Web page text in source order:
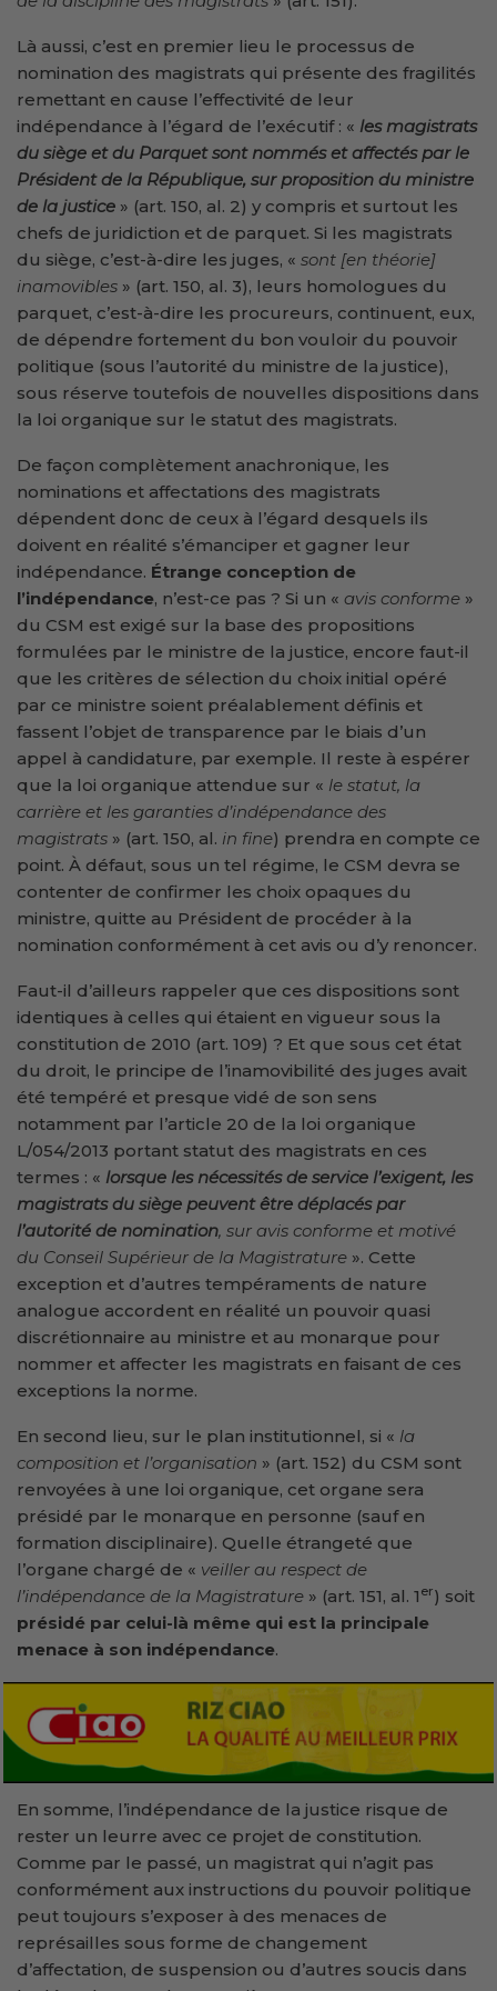
Là aussi, c’est en premier lieu le processus de
nomination des magistrats qui présente des fragilités
remettant en cause l’effectivité de leur
indépendance à l’égard de l’exécutif : « les magistrats
du siège et du Parquet sont nommés et affectés par le
Président de la République, sur proposition du ministre
de la justice » (art. 150, al. 2) y compris et surtout les
chefs de juridiction et de parquet. Si les magistrats
du siège, c’est-à-dire les juges, « sont [en théorie]
inamovibles » (art. 150, al. 3), leurs homologues du
parquet, c’est-à-dire les procureurs, continuent, eux,
de dépendre fortement du bon vouloir du pouvoir
politique (sous l’autorité du ministre de la justice),
sous réserve toutefois de nouvelles dispositions dans
la loi organique sur le statut des magistrats.
De façon complètement anachronique, les
nominations et affectations des magistrats
dépendent donc de ceux à l’égard desquels ils
doivent en réalité s’émanciper et gagner leur
indépendance. Étrange conception de
l’indépendance, n’est-ce pas ? Si un « avis conforme »
du CSM est exigé sur la base des propositions
formulées par le ministre de la justice, encore faut-il
que les critères de sélection du choix initial opéré
par ce ministre soient préalablement définis et
fassent l’objet de transparence par le biais d’un
appel à candidature, par exemple. Il reste à espérer
que la loi organique attendue sur « le statut, la
carrière et les garanties d’indépendance des
magistrats » (art. 150, al. in fine) prendra en compte ce
point. À défaut, sous un tel régime, le CSM devra se
contenter de confirmer les choix opaques du
ministre, quitte au Président de procéder à la
nomination conformément à cet avis ou d’y renoncer.
Faut-il d’ailleurs rappeler que ces dispositions sont
identiques à celles qui étaient en vigueur sous la
constitution de 2010 (art. 109) ? Et que sous cet état
du droit, le principe de l’inamovibilité des juges avait
été tempéré et presque vidé de son sens
notamment par l’article 20 de la loi organique
L/054/2013 portant statut des magistrats en ces
termes : « lorsque les nécessités de service l’exigent, les
magistrats du siège peuvent être déplacés par
l’autorité de nomination, sur avis conforme et motivé
du Conseil Supérieur de la Magistrature ». Cette
exception et d’autres tempéraments de nature
analogue accordent en réalité un pouvoir quasi
discrétionnaire au ministre et au monarque pour
nommer et affecter les magistrats en faisant de ces
exceptions la norme.
En second lieu, sur le plan institutionnel, si « la
composition et l’organisation » (art. 152) du CSM sont
renvoyées à une loi organique, cet organe sera
présidé par le monarque en personne (sauf en
formation disciplinaire). Quelle étrangeté que
l’organe chargé de « veiller au respect de
l’indépendance de la Magistrature » (art. 151, al. 1 er) soit
présidé par celui-là même qui est la principale
menace à son indépendance.
En somme, l’indépendance de la justice risque de
rester un leurre avec ce projet de constitution.
Comme par le passé, un magistrat qui n’agit pas
conformément aux instructions du pouvoir politique
peut toujours s’exposer à des menaces de
représailles sous forme de changement
d’affectation, de suspension ou d’autres soucis dans